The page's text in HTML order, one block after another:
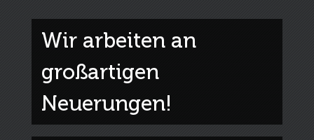
Wir arbeiten an
großartigen
Neuerungen!